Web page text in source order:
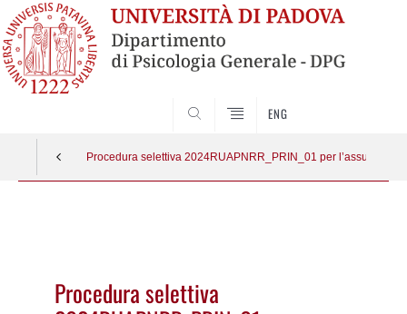
ENG
Procedura selettiva 2024RUAPNRR_PRIN_01 per
Procedura selettiva